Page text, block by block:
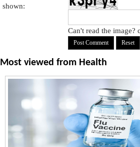
shown:
Can't read the
Most viewed from Health